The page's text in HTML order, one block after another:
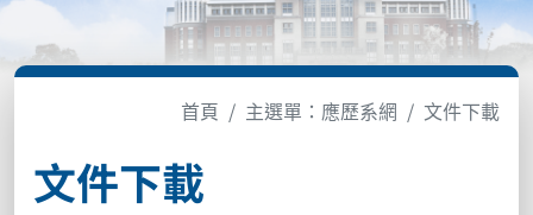
首頁 主選單：應歷系網 文件下載
文件下載